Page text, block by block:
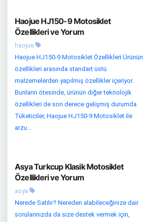
Haojue HJ150-9 Motosiklet
Özellikleri ve Yorum
haojue
Haojue HJ150-9 Motosiklet Özellikleri Ürünün
özellikleri arasında standart üstü
malzemelerden yapılmış özellikler içeriyor.
Bunların ötesinde, ürünün diğer teknolojik
özellikleri de son derece gelişmiş durumda.
Tüketiciler, Haojue HJ150-9 Motosiklet ile
arzu...
Asya Turkcup Klasik Motosiklet
Özellikleri ve Yorum
asya
Nerede Satılır? Nereden alabileceğinize dair
sorularınızda da size destek vermek için,